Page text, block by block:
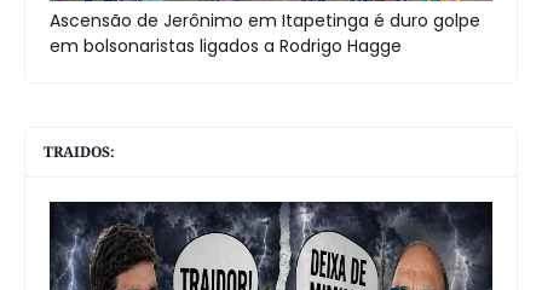
Ascensão de Jerônimo em Itapetinga é duro golpe
em bolsonaristas ligados a Rodrigo Hagge
TRAIDOS: